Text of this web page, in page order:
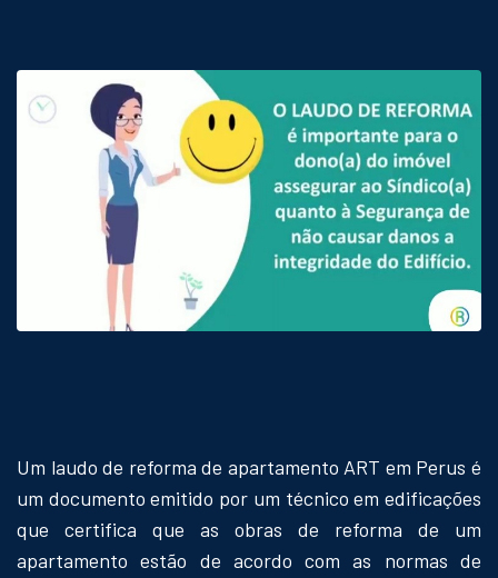
Um laudo de reforma de apartamento ART em Perus é
um documento emitido por um técnico em edificações
que certifica que as obras de reforma de um
apartamento estão de acordo com as normas de